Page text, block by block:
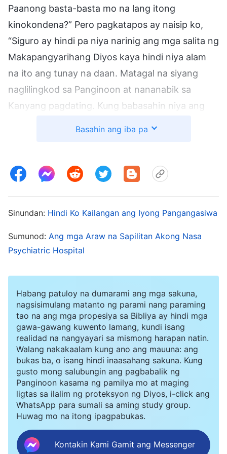
Paanong basta-basta mo na lang itong
kinokondena?” Pero pagkatapos ay naisip ko,
“Siguro ay hindi pa niya narinig ang mga salita ng
Makapangyarihang Diyos kaya hindi niya alam
na ito ang tunay na daan. Matagal na siyang
naglilingkod sa Panginoon at nananabik sa
Kanyang pagdating. Kung babasahin niya ang
makikitang katotohanan ang lahat ng ito, tiyak
sa kanya tungkol sa gawain ng Diyos sa mga
katawang-tao. Batay ba ito sa mga salita ng
Panginoon?” May kumpiyansa siyang sumagot,
“Sinasabi sa Mateo 24:30, ‘
at makikita nila ang Anak ng tao na napaparitong
nasa mga ulap ng langit na may kapangyarihan
at dakilang kaluwalhatian.’ Malinaw na sinabi ng
Panginoong Jesus na sa Kanyang pagbabalik,
hayagan Siyang magpapakita nang may dakilang
kaluwalhatian sakay ng isang ulap para
masaksihan ng lahat. Kaya, imposibleng
magbabalik ang Panginoon sa anyong
katawang-tao. Naniniwala ako na ang anumang
pangangaral na pumaparito ang Panginoon sa
Basahin ang iba pa
Sinundan: Hindi Ko Kailangan ang Iyong Pangangasiwa
Sumunod: Ang mga Araw na Sapilitan Akong Nasa
Psychiatric Hospital
Habang patuloy na dumarami ang mga sakuna,
nagsisimulang matanto ng parami nang paraming
tao na ang mga propesiya sa Bibliya ay hindi mga
gawa-gawang kuwento lamang, kundi isang
realidad na nangyayari sa mismong harapan natin.
Walang nakakaalam kung ano ang mauuna: ang
bukas ba, o isang hindi inaasahang sakuna. Kung
gusto mong salubungin ang pagbabalik ng
Panginoon kasama ng pamilya mo at maging
ligtas sa ilalim ng proteksyon ng Diyos, i-click ang
WhatsApp para sumali sa aming study group.
Huwag mo na itong ipagpabukas.
Kontakin Kami Gamit ang Messenger